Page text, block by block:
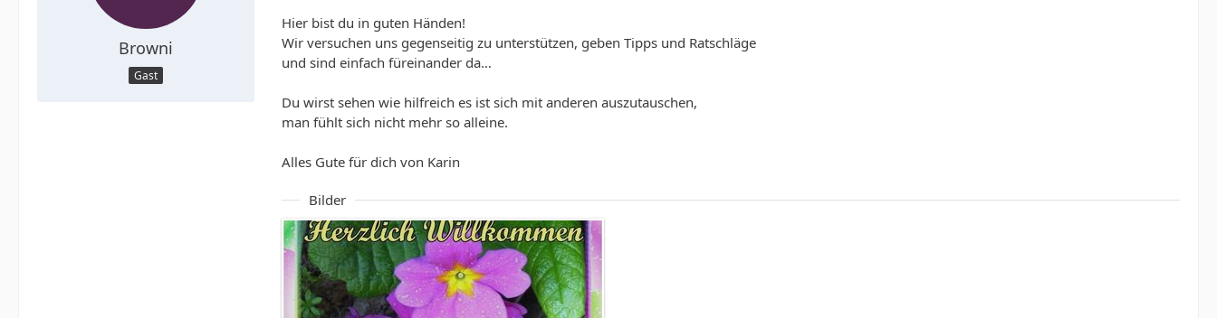
Browni
Gast
Hier bist du in guten Händen!
Wir versuchen uns gegenseitig zu unterstützen, geben Tipps und Ratschläge
und sind einfach füreinander da…
Du wirst sehen wie hilfreich es ist sich mit anderen auszutauschen,
man fühlt sich nicht mehr so alleine.
Alles Gute für dich von Karin
Bilder